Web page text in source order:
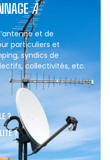
À
et de
particuliers et
syndics de
collectivités, etc.
?
?